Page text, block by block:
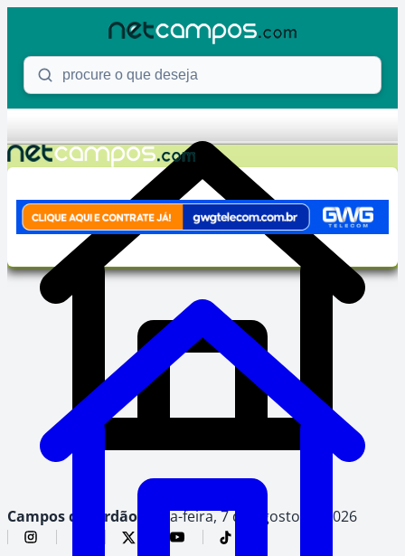
Procure o que deseja
Campos do Jordão, sexta-feira, 7 de agosto de 2026